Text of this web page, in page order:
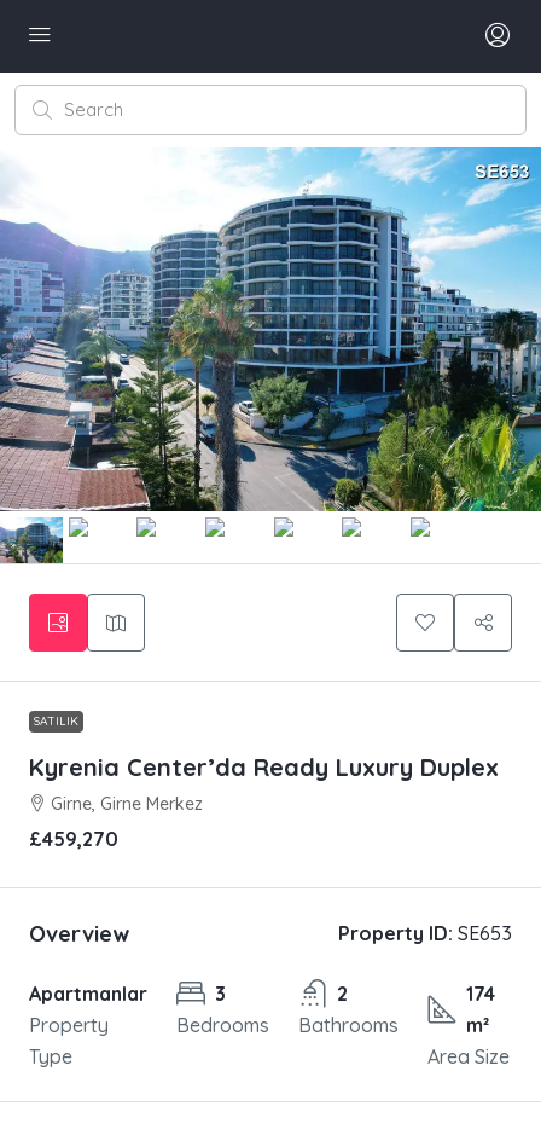
SATILIK
Kyrenia Center’da Ready Luxury Duplex
Girne, Girne Merkez
£459,270
Overview Property ID: SE653
Apartmanlar
Property
Type
3
Bedrooms
2
Bathrooms
174
m²
Area Size